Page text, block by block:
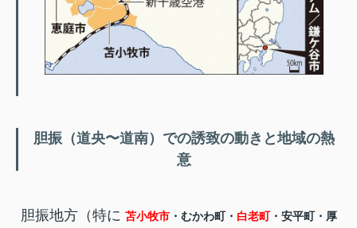
胆振（道央〜道南）での誘致の動きと地域の熱
意
胆振地方（特に 苫小牧市・むかわ町・ 白老町・安平町・厚